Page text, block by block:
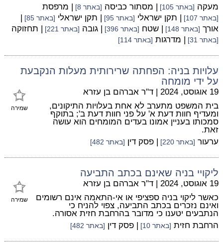
מעקה [באתר 105] | מסתור כביסה [באתר 8] | מרפסת
[באתר 107] | תקן ישראלי [באתר 95] | תקן ישראלי [באתר 85]
|
אורך [באתר 148] | שטח [באתר 396] | גובה [באתר 221] | תחזוקה
[באתר 31] | מדרגות [באתר 114]
עלויות בניה: הפחתה שרירותית מעלות הנקבעת
על ידי מומחה
שמירה
19 אוגוסט, 2024 | ד"ר אברהם בן עזרא
בית המשפט מתערב לא אחת בעלויות התיקונים,
ומעדיף חוות דעת א' על פני חוות דעת ב'; בתוקף
סמכותו בעניין אמונו בעדים המומחים הוא עושה
זאת.
ערעור [באתר 220] | פסק דין [באתר 482]
ליקויי בניה שאינם בכתב התביעה
שמירה
19 אוגוסט, 2024 | ד"ר אברהם בן עזרא
כאשר ליקוי בניה ספציפי או אי-התאמה אינם רשומים
ואינם נזכרים בכתב התביעה, צפוי להניח כי
הנתבעים יטענו כי מדובר בהרחבת חזית אסורה.
הרחבת חזית [באתר 10] | פסק דין [באתר 482]